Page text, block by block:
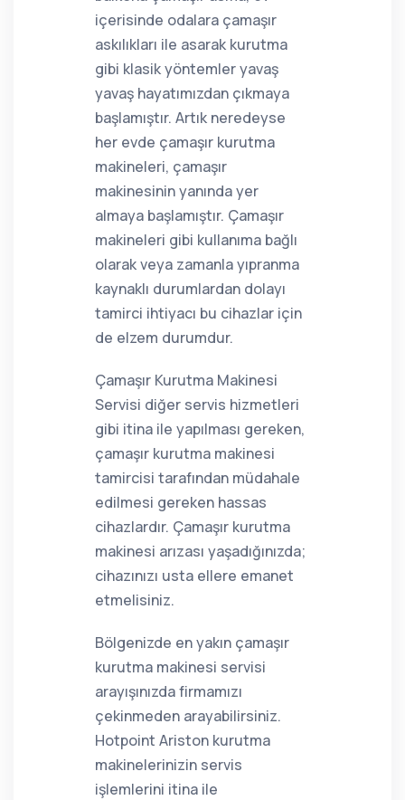
içerisinde odalara çamaşır
askılıkları ile asarak kurutma
gibi klasik yöntemler yavaş
yavaş hayatımızdan çıkmaya
başlamıştır. Artık neredeyse
her evde çamaşır kurutma
makineleri, çamaşır
makinesinin yanında yer
almaya başlamıştır. Çamaşır
makineleri gibi kullanıma bağlı
olarak veya zamanla yıpranma
kaynaklı durumlardan dolayı
tamirci ihtiyacı bu cihazlar için
de elzem durumdur.
Çamaşır Kurutma Makinesi
Servisi diğer servis hizmetleri
gibi itina ile yapılması gereken,
çamaşır kurutma makinesi
tamircisi tarafından müdahale
edilmesi gereken hassas
cihazlardır. Çamaşır kurutma
makinesi arızası yaşadığınızda;
cihazınızı usta ellere emanet
etmelisiniz.
Bölgenizde en yakın çamaşır
kurutma makinesi servisi
arayışınızda firmamızı
çekinmeden arayabilirsiniz.
Hotpoint Ariston kurutma
makinelerinizin servis
işlemlerini itina ile